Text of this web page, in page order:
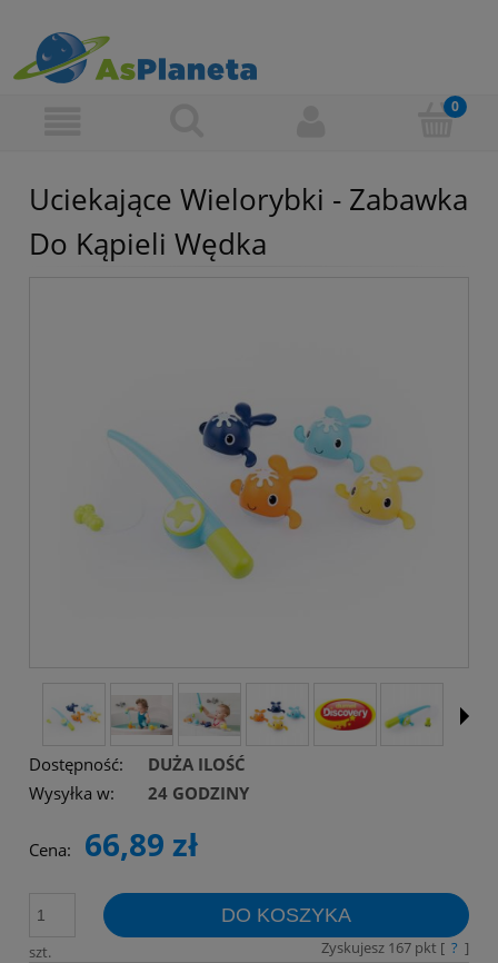
Uciekające Wielorybki - Zabawka
Do Kąpieli Wędka
Dostępność:
DUŻA ILOŚĆ
Wysyłka w:
24 GODZINY
Cena: 66,89 zł
szt.
DO KOSZYKA
Zyskujesz 167pkt [ ? ]